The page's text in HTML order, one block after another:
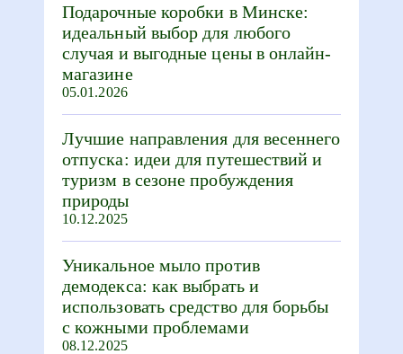
Подарочные коробки в Минске:
идеальный выбор для любого
случая и выгодные цены в онлайн-
магазине
05.01.2026
Лучшие направления для весеннего
отпуска: идеи для путешествий и
туризм в сезоне пробуждения
природы
10.12.2025
Уникальное мыло против
демодекса: как выбрать и
использовать средство для борьбы
с кожными проблемами
08.12.2025